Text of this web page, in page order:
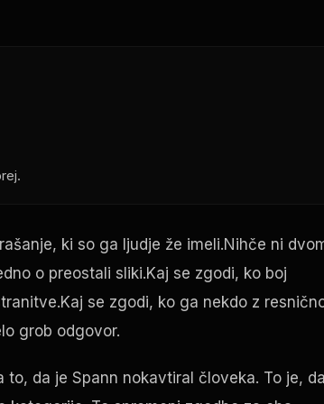
ki so ga ljudje že imeli.Nihče ni
o preostali sliki.Kaj se zgodi, ko boj
se zgodi, ko ga nekdo z
grob odgovor.
da je Spann nokavtiral človeka. To je, da